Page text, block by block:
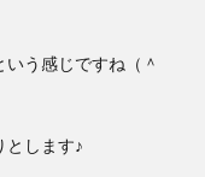
う感じですね（＾
とします♪